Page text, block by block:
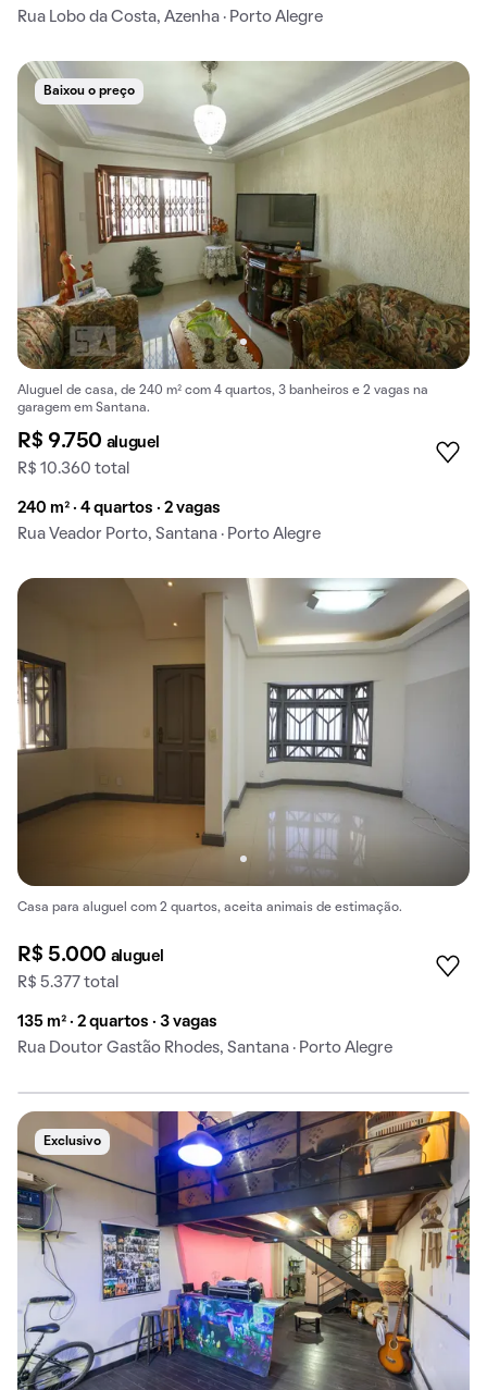
Rua Lobo da Costa, Azenha · Porto Alegre
Baixou o preço
Aluguel de casa, de 240 m² com 4 quartos, 3 banheiros e 2 vagas na
garagem em Santana.
R$ 9.750 aluguel
R$ 10.360 total
240 m² · 4 quartos · 2 vagas
Rua Veador Porto, Santana · Porto Alegre
Casa para aluguel com 2 quartos, aceita animais de estimação.
R$ 5.000 aluguel
R$ 5.377 total
135 m² · 2 quartos · 3 vagas
Rua Doutor Gastão Rhodes, Santana · Porto Alegre
Exclusivo